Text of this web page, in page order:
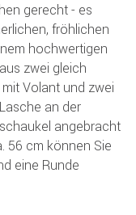
gerecht - es
fröhlichen
hochwertigen
zwei gleich
Volant und zwei
an der
angebracht
56 cm können Sie
eine Runde